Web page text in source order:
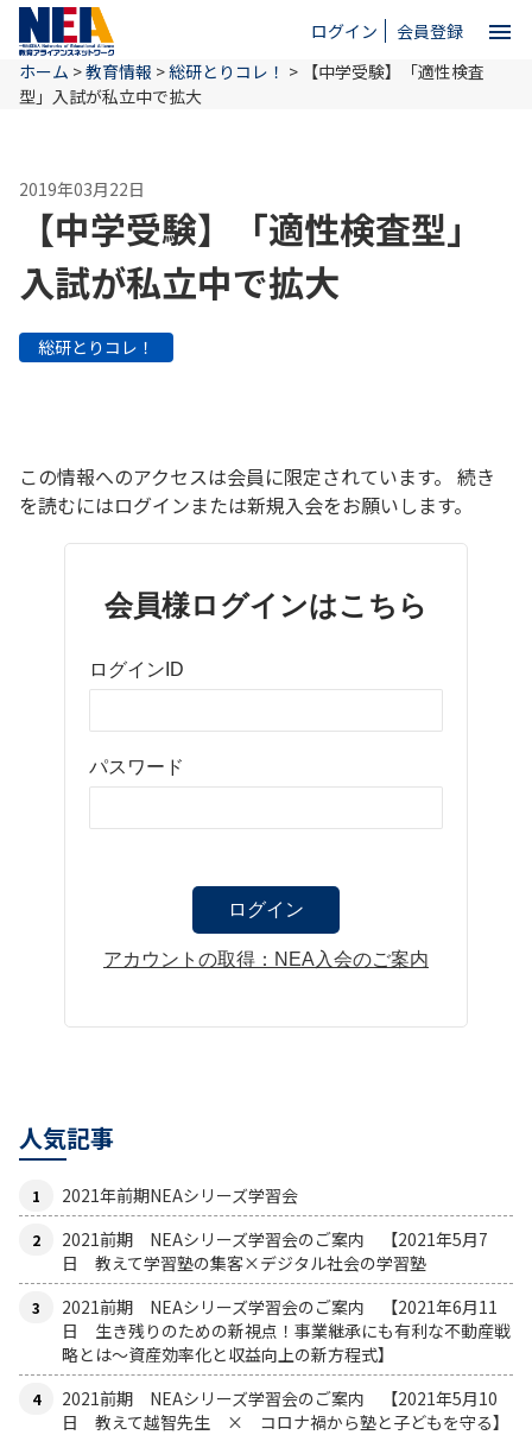
ログイン 会員登録 menu
ホーム
NEAとは
教育情報
ホーム >教育情報 >総研とりコレ！ > 【中学受験】「適性検査
型」入試が私立中で拡大
2019年03月22日
【中学受験】「適性検査型」
入試が私立中で拡大
総研とりコレ！
この情報へのアクセスは会員に限定されています。 続き
を読むにはログインまたは新規入会をお願いします。
会員様ログインはこちら
ログインID
パスワード
アカウントの取得：NEA入会のご案内
人気記事
2021年前期NEAシリーズ学習会
2021前期 NEAシリーズ学習会のご案内 【2021年5月7
日 教えて学習塾の集客×デジタル社会の学習塾
2021前期 NEAシリーズ学習会のご案内 【2021年6月11
日 生き残りのための新視点！事業継承にも有利な不動産戦
略とは〜資産効率化と収益向上の新方程式】
2021前期 NEAシリーズ学習会のご案内 【2021年5月10
日 教えて越智先生 × コロナ禍から塾と子どもを守る】